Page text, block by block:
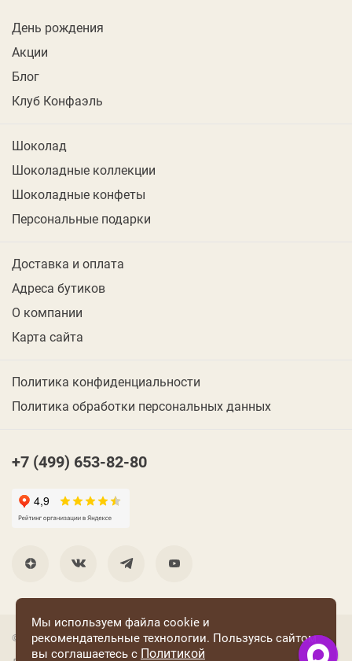
День рождения
Акции
Блог
Клуб Конфаэль
Шоколад
Шоколадные коллекции
Шоколадные конфеты
Персональные подарки
Доставка и оплата
Адреса бутиков
О компании
Карта сайта
Политика конфиденциальности
Политика обработки персональных данных
+7 (499) 653-82-80
© 2001 Группа компаний «Конфаэль»
Мы используем файла cookie и
рекомендательные технологии. Пользуясь сайтом
вы соглашаетесь с Политикой